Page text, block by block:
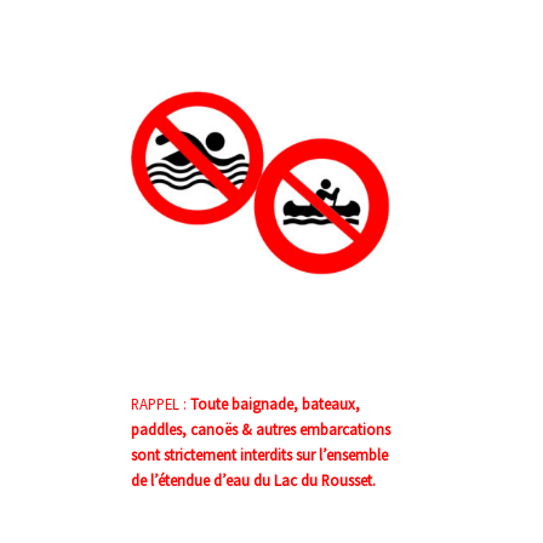
RAPPEL : Toute baignade, bateaux,
paddles, canoës & autres embarcations
sont strictement interdits sur l’ensemble
de l’étendue d’eau du Lac du Rousset.